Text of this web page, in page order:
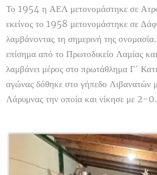
Το 1954 η ΑΕΛ μετονομάστηκε σε
εκείνος το 1958 μετονομάστηκε σε
λαμβάνοντας τη σημερινή της
επίσημα από το Πρωτοδικείο Λαμίας
λαμβάνει μέρος στο πρωτάθλημα Γ΄
αγώνας δόθηκε στο γήπεδο Λιβανατών
Λάρυμνας την οποία και νίκησε με 2-0.